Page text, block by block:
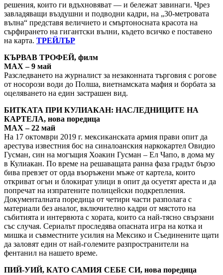
решения, които ги вдъхновяват — и бележат завинаги. Чрез
завладяващи въздушни и подводни кадри, на „30-метровата
вълна“ представя величието и смъртоносната красота на
сърфирането на гигантски вълни, където всичко е поставено
на карта. ТРЕЙЛЪР
КЪРВАВ ТРОФЕЙ, филм
MAX – 9 май
Разследването на журналист за незаконната търговия с рогове
от носорози води до Полша, виетнамската мафия и борбата за
оцеляването на един застрашен вид.
БИТКАТА ПРИ КУЛИАКАН: НАСЛЕДНИЦИТЕ НА
КАРТЕЛА, нова поредица
MAX – 22 май
На 17 октомври 2019 г. мексиканската армия прави опит да
арестува известния бос на синалоанския наркокартел Овидио
Гусман, син на могъщия Хоакин Гусман – Ел Чапо, в дома му
в Кулиакан. По време на решаващата ранна фаза градът бързо
бива превзет от орда въоръжени мъже от картела, които
откриват огън и блокират улици в опит да осуетят ареста и да
попречат на изпратените полицейски подкрепления.
Документалната поредица от четири части разполага с
материали без аналог, включително кадри от мястото на
събитията и интервюта с хората, които са най-тясно свързани
със случая. Сериалът проследява опасната игра на котка и
мишка и съвместните усилия на Мексико и Съединените щати
да заловят един от най-големите разпространители на
фентанил на нашето време.
ПИЙ-УИЙ, КАТО САМИЯ СЕБЕ СИ, нова поредица